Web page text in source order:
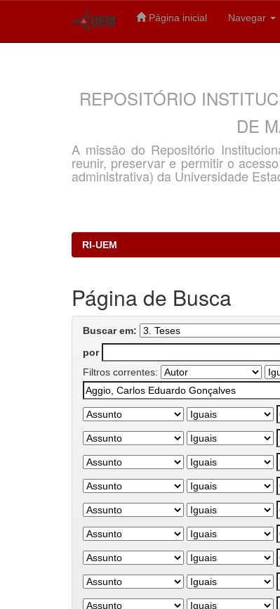
Página inicial Navegar
REPOSITÓRIO
DE
A missão do Repositório
reunir, preservar e permitir o
administrativa) da Universidade
RI-UEM
Página de Busca
Buscar em:
por
Filtros correntes: